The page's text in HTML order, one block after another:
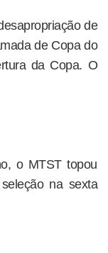
de
de Copa do
da Copa. O
o MTST topou
na sexta